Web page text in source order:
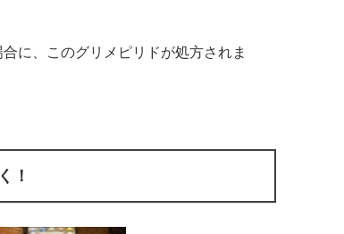
に、このグリメピリドが処方されま
！